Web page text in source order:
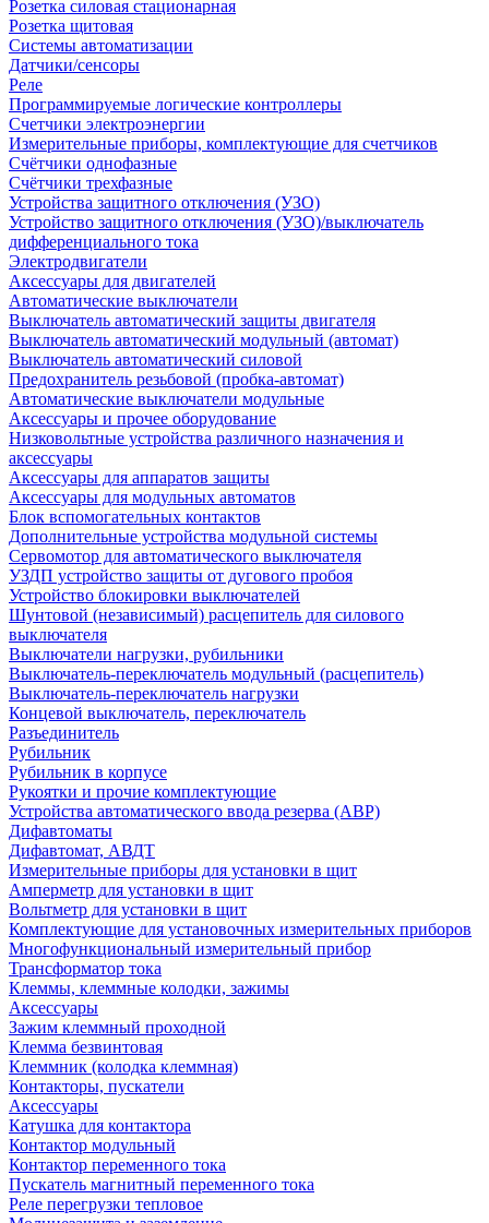
Розетка силовая стационарная
Розетка щитовая
Системы автоматизации
Датчики/сенсоры
Реле
Программируемые логические контроллеры
Счетчики электроэнергии
Измерительные приборы, комплектующие для счетчиков
Счётчики однофазные
Счётчики трехфазные
Устройства защитного отключения (УЗО)
Устройство защитного отключения (УЗО)/выключатель
дифференциального тока
Электродвигатели
Аксессуары для двигателей
Автоматические выключатели
Выключатель автоматический защиты двигателя
Выключатель автоматический модульный (автомат)
Выключатель автоматический силовой
Предохранитель резьбовой (пробка-автомат)
Автоматические выключатели модульные
Аксессуары и прочее оборудование
Низковольтные устройства различного назначения и
аксессуары
Аксессуары для аппаратов защиты
Аксессуары для модульных автоматов
Блок вспомогательных контактов
Дополнительные устройства модульной системы
Сервомотор для автоматического выключателя
УЗДП устройство защиты от дугового пробоя
Устройство блокировки выключателей
Шунтовой (независимый) расцепитель для силового
выключателя
Выключатели нагрузки, рубильники
Выключатель-переключатель модульный (расцепитель)
Выключатель-переключатель нагрузки
Концевой выключатель, переключатель
Разъединитель
Рубильник
Рубильник в корпусе
Рукоятки и прочие комплектующие
Устройства автоматического ввода резерва (АВР)
Дифавтоматы
Дифавтомат, АВДТ
Измерительные приборы для установки в щит
Амперметр для установки в щит
Вольтметр для установки в щит
Комплектующие для установочных измерительных приборов
Многофункциональный измерительный прибор
Трансформатор тока
Клеммы, клеммные колодки, зажимы
Аксессуары
Зажим клеммный проходной
Клемма безвинтовая
Клеммник (колодка клеммная)
Контакторы, пускатели
Аксессуары
Катушка для контактора
Контактор модульный
Контактор переменного тока
Пускатель магнитный переменного тока
Реле перегрузки тепловое